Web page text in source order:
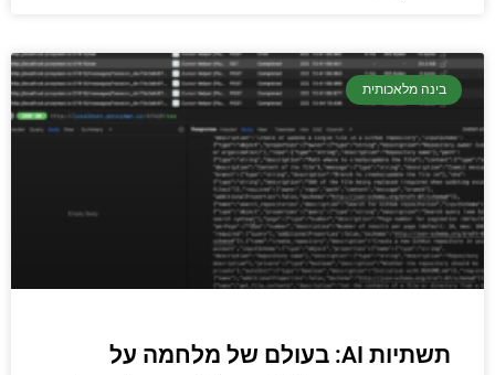
בינה מלאכותית
תשתיות AI: בעולם של מלחמה על